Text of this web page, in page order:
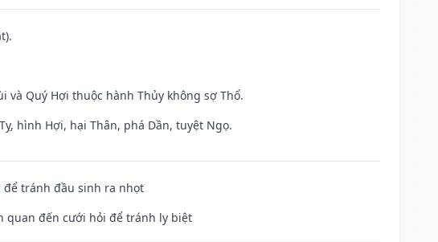
Quý Hợi thuộc hành Thủy không sợ Thổ.
hình Hợi, hại Thân, phá Dần, tuyệt Ngọ.
để tránh đầu sinh ra nhọt
quan đến cưới hỏi để tránh ly biệt